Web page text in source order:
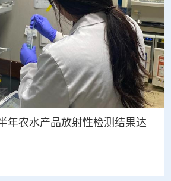
年农水产品放射性检测结果达